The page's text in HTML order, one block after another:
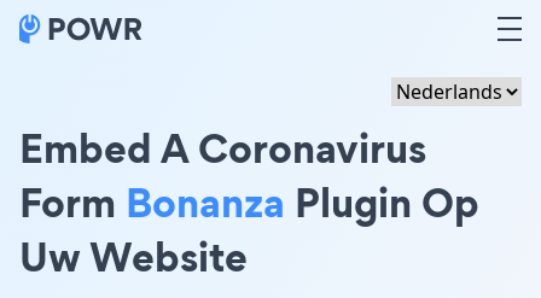
Embed A Coronavirus
Form Bonanza Plugin Op
Uw Website